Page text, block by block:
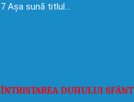
7 Așa sună titlul…
ÎNTRISTAREA DUHULUI SFÂNT